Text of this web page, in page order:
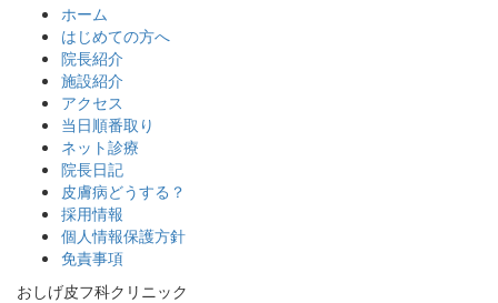
ホーム
はじめての方へ
院長紹介
施設紹介
アクセス
当日順番取り
ネット診療
院長日記
皮膚病どうする？
採用情報
個人情報保護方針
免責事項
おしげ皮フ科クリニック